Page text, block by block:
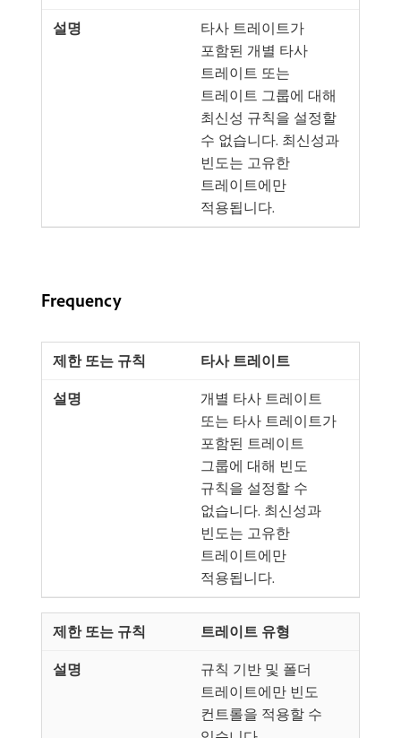
타사 트레이트가
포함된 개별 타사
트레이트 또는
트레이트 그룹에 대해
최신성 규칙을 설정할
수 없습니다. 최신성과
빈도는 고유한
트레이트에만
적용됩니다.
Frequency
타사 트레이트
개별 타사 트레이트
또는 타사 트레이트가
포함된 트레이트
그룹에 대해 빈도
규칙을 설정할 수
없습니다. 최신성과
빈도는 고유한
트레이트에만
적용됩니다.
트레이트 유형
규칙 기반 및 폴더
트레이트에만 빈도
컨트롤을 적용할 수